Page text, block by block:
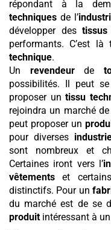
répondant à la
techniques de l’
développer des
performants. C’est
technique.
Un revendeurde
possibilités. Il peut
proposer untissu
rejoindra un marché
peut proposer un
pour diverses
sont nombreux et
Certaines iront vers l’
vêtements et
distinctifs. Pour un
du marché est de se
produit intéressant à